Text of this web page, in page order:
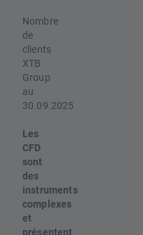
Nombre
de
clients
XTB
Group
au
30.09.2025
Les
CFD
sont
des
instruments
complexes
et
présentent